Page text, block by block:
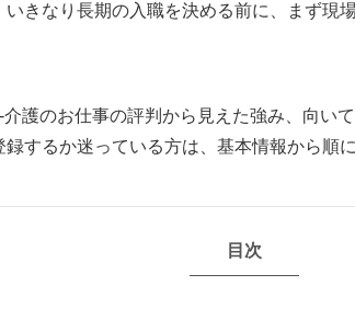
いきなり長期の入職を決める前に、まず現
護のお仕事の評判から見えた強み、向い
するか迷っている方は、基本情報から順
目次